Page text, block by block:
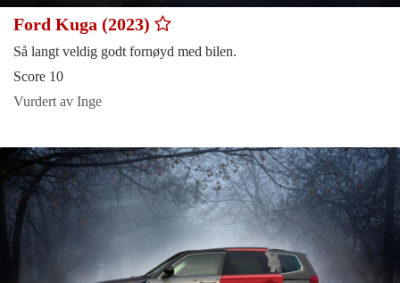
Ford Kuga (2023)
Så langt veldig godt fornøyd med bilen.
Score 10
Vurdert av Inge